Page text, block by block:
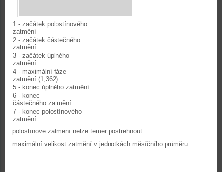
1 - začátek polostínového
zatmění
2 - začátek částečného
zatmění
3 - začátek úplného
zatmění
4 - maximální fáze
zatmění (1,362)
5 - konec úplného zatmění
6 - konec
částečného zatmění
7 - konec polostínového
zatmění
polostínové zatmění nelze téměř postřehnout
maximální velikost zatmění v jednotkách měsíčního průměru
.
.